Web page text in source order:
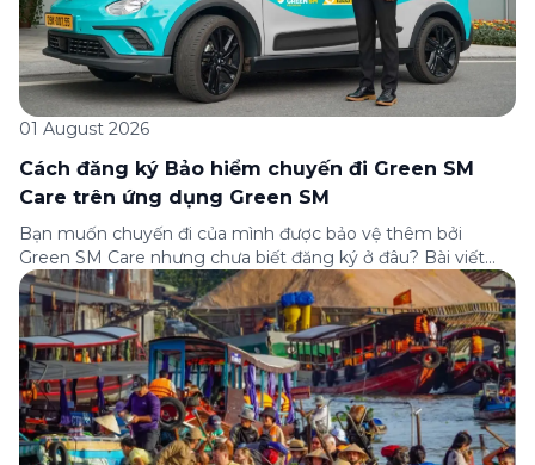
01 August 2026
Cách đăng ký Bảo hiểm chuyến đi Green SM
Care trên ứng dụng Green SM
Bạn muốn chuyến đi của mình được bảo vệ thêm bởi
Green SM Care nhưng chưa biết đăng ký ở đâu? Bài viết
dưới đây sẽ hướng dẫn chi tiết cách tham gia (và hủy tham
gia) gói bảo hiểm này ngay trên ứng dụng Green SM, cùng
những lưu ý quan trọng trước khi […]